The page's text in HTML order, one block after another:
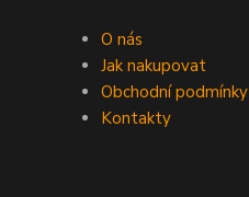
O nás
Jak nakupovat
Obchodní podmínky
Kontakty